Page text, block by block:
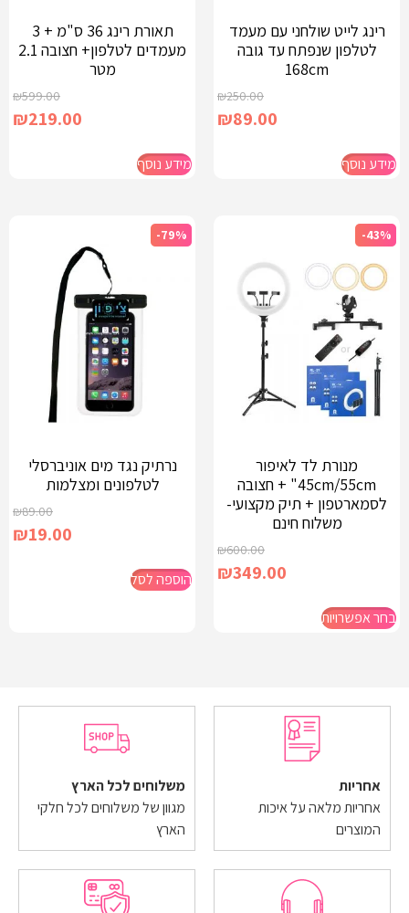
רינג לייט שולחני עם מעמד
לטלפון שנפתח עד גובה
168cm
₪250.00
₪89.00
מידע נוסף
תאורת רינג 36 ס"מ + 3
מעמדים לטלפון+ חצובה 2.1
מטר
₪599.00
₪219.00
מידע נוסף
-43%
מנורת לד לאיפור
45cm/55cm" + חצובה
לסמארטפון + תיק מקצועי-
משלוח חינם
₪600.00
₪349.00
בחר אפשרויות
-79%
נרתיק נגד מים אוניברסלי
לטלפונים ומצלמות
₪89.00
₪19.00
הוספה לסל
אחריות
אחריות מלאה על איכות
המוצרים
משלוחים לכל הארץ
מגוון של משלוחים לכל חלקי
הארץ